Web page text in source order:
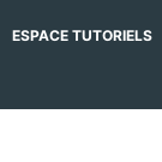
ESPACE TUTORIELS